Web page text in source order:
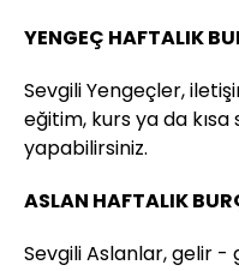
YENGEÇ HAFTALIK
Sevgili Yengeçler,
eğitim, kurs ya da
yapabilirsiniz.
ASLAN HAFTALIK
Sevgili Aslanlar, gelir -